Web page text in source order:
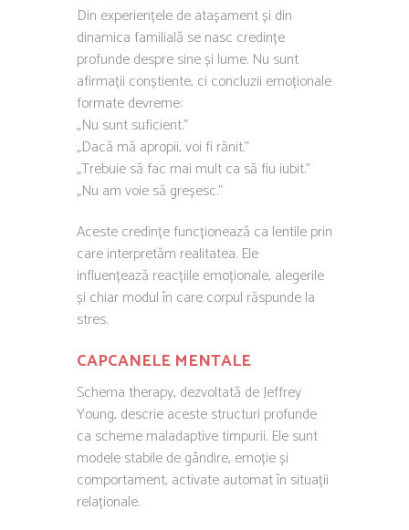
Din experiențele de atașament și din
dinamica familială se nasc credințe
profunde despre sine și lume. Nu sunt
afirmații conștiente, ci concluzii emoționale
formate devreme:
„Nu sunt suficient.”
„Dacă mă apropii, voi fi rănit.”
„Trebuie să fac mai mult ca să fiu iubit.”
„Nu am voie să greșesc.”
Aceste credințe funcționează ca lentile prin
care interpretăm realitatea. Ele
influențează reacțiile emoționale, alegerile
și chiar modul în care corpul răspunde la
stres.
CAPCANELE MENTALE
Schema therapy, dezvoltată deJeffrey
Young, descrie aceste structuri profunde
ca scheme maladaptive timpurii. Ele sunt
modele stabile de gândire, emoție și
comportament, activate automat în situații
relaționale.